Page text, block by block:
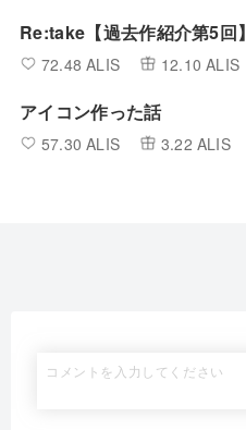
Re:take【過去作紹介第5回】
72.48 ALIS 12.10 ALIS
アイコン作った話
57.30 ALIS 3.22 ALIS